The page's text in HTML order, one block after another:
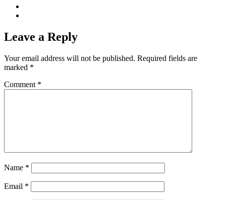
Leave a Reply
Your email address will not be published. Required fields are
marked *
Comment *
Name *
Email *